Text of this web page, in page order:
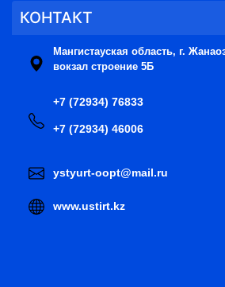
КОНТАКТ
Мангистауская область, г.
вокзал строение 5Б
+7 (72934) 76833
+7 (72934) 46006
ystyurt-oopt@mail.ru
www.ustirt.kz